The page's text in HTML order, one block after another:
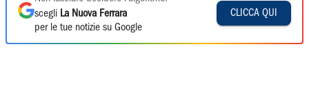
scegli La Nuova Ferrara
per le tue notizie su Google
CLICCA QUI